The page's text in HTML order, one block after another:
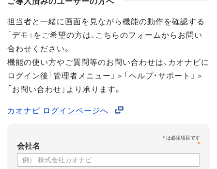
担当者と一緒に画面を見ながら機能の動作を確認する
「デモ」をご希望の方は、こちらのフォームからお問い
合わせください。
機能の使い方やご質問等のお問い合わせは、カオナビに
ログイン後「管理者メニュー」＞「ヘルプ・サポート」＞
「お問い合わせ」より承ります。
カオナビ ログインページへ
*
会社名